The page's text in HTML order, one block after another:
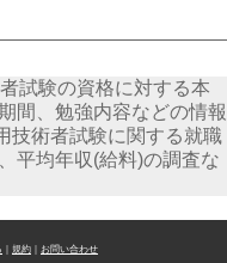
試験の資格に対する本
間、勉強内容などの情報
技術者試験に関する就職
平均年収(給料)の調査な
規約 お問い合わせ